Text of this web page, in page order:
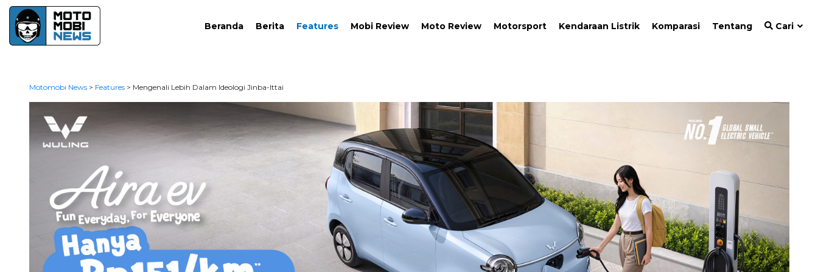
Beranda Berita Features Mobi Review Moto Review Motorsport Kendaraan Listrik Komparasi Tentang Cari
Motomobi News> Features> Mengenali Lebih Dalam Ideologi Jinba-Ittai